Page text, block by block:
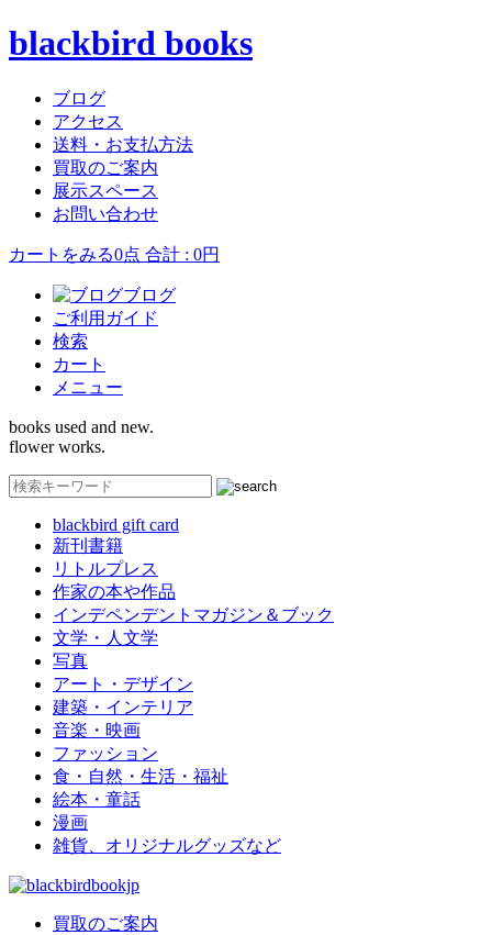
blackbird books
ブログ
アクセス
送料・お支払方法
買取のご案内
展示スペース
お問い合わせ
カートをみる0点 合計 : 0円
ブログ
ご利用ガイド
検索
カート
メニュー
books used and new.
flower works.
blackbird gift card
新刊書籍
リトルプレス
作家の本や作品
インデペンデントマガジン＆ブック
文学・人文学
写真
アート・デザイン
建築・インテリア
音楽・映画
ファッション
食・自然・生活・福祉
絵本・童話
漫画
雑貨、オリジナルグッズなど
買取のご案内